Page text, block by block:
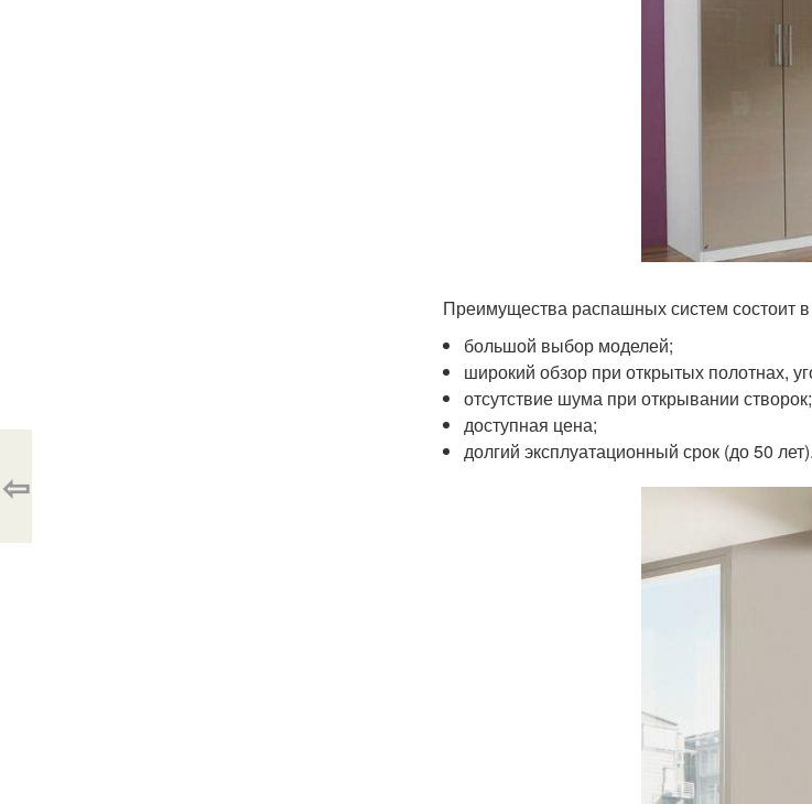
Преимущества распашных систем состоит
большой выбор моделей;
широкий обзор при открытых полотнах,
отсутствие шума при открывании створок;
доступная цена;
долгий эксплуатационный срок (до 50 лет).
⇦